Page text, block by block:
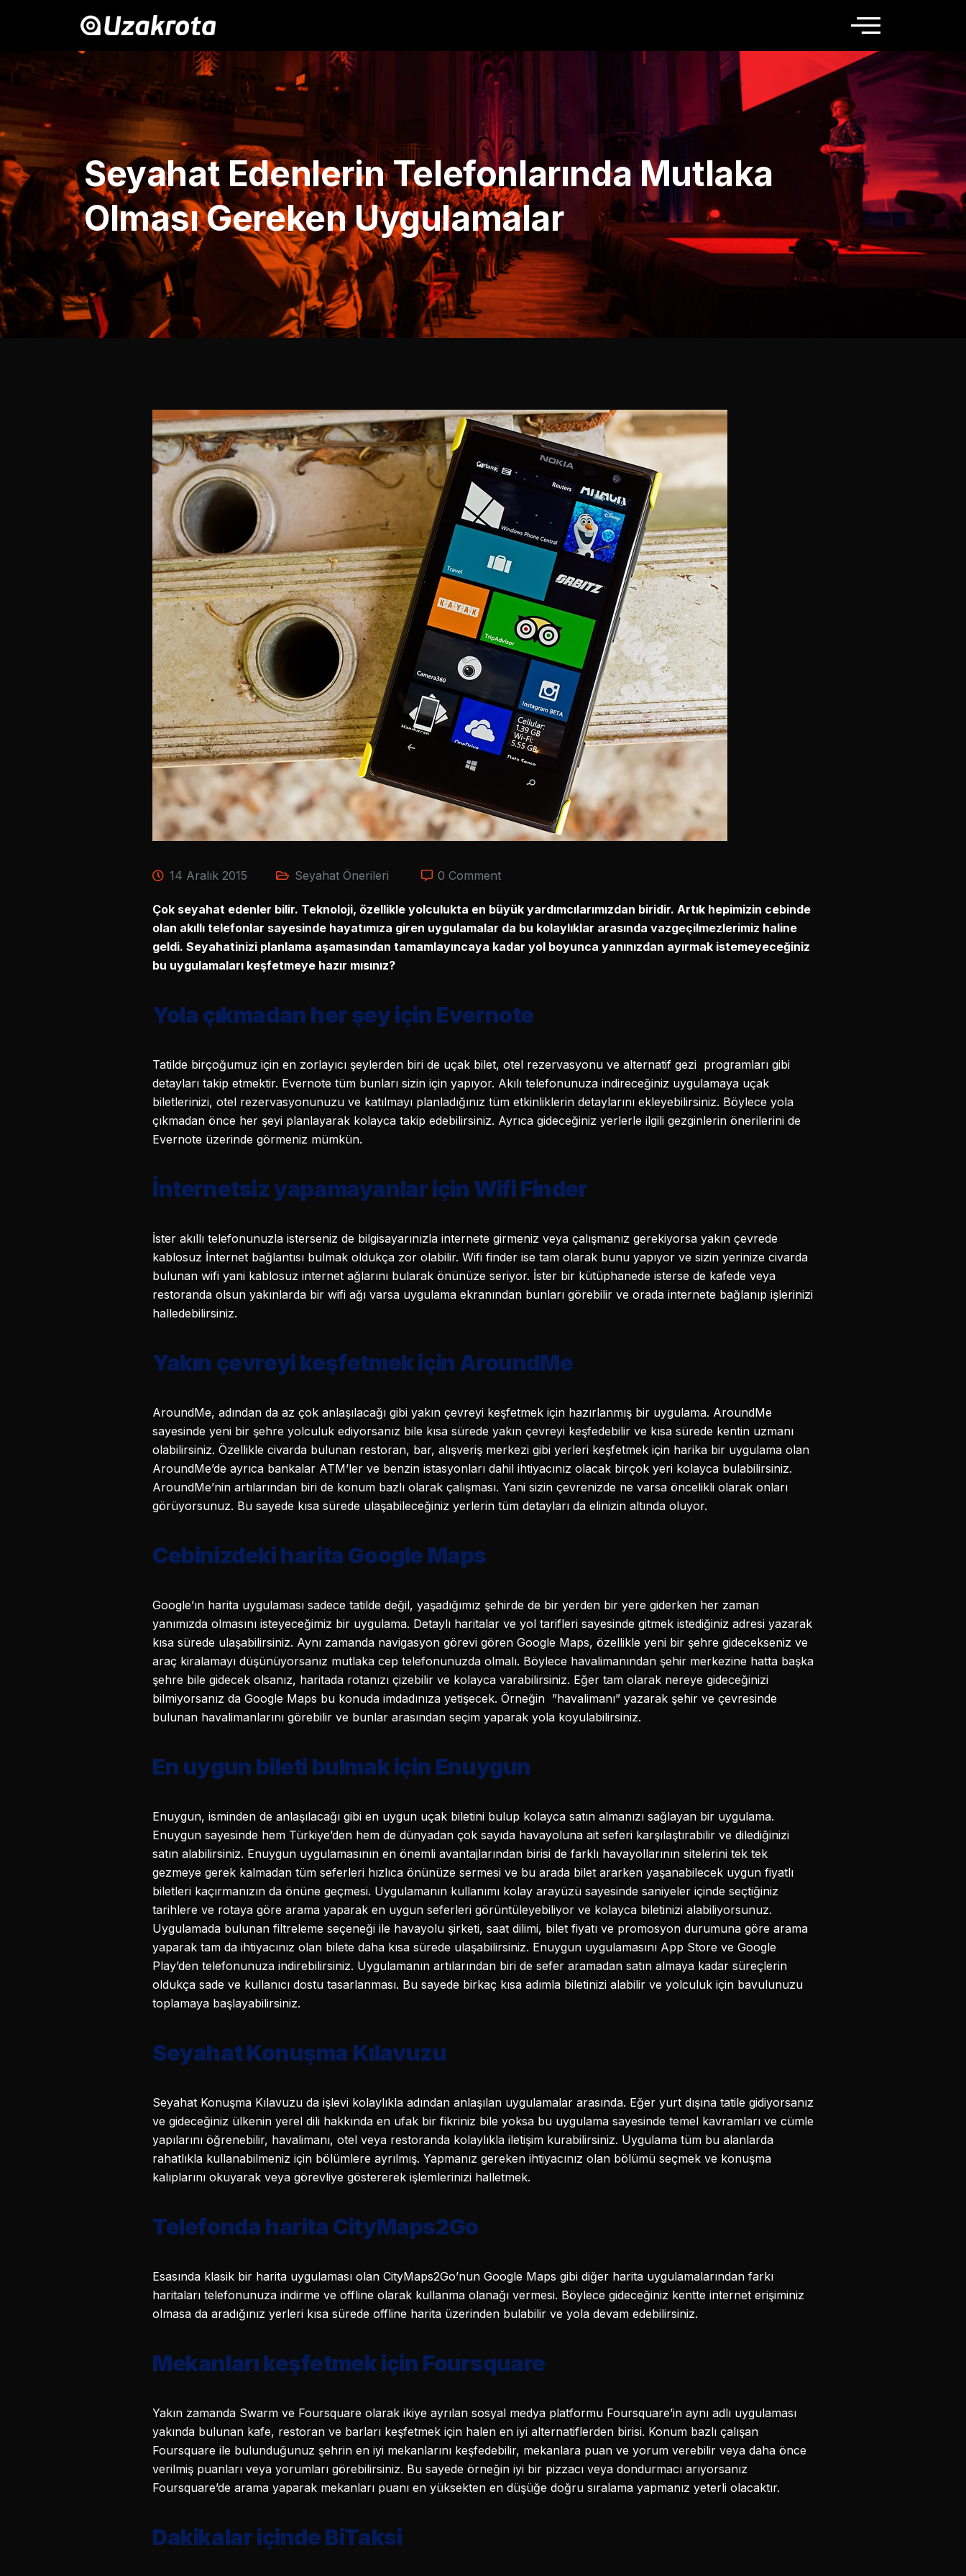
Seyahat Edenlerin Telefonlarında Mutlaka
Olması Gereken Uygulamalar
14 Aralık 2015 Seyahat Önerileri 0 Comment
Çok seyahat edenler bilir. Teknoloji, özellikle yolculukta en büyük yardımcılarımızdan biridir. Artık hepimizin cebinde
olan akıllı telefonlar sayesinde hayatımıza giren uygulamalar da bu kolaylıklar arasında vazgeçilmezlerimiz haline
geldi. Seyahatinizi planlama aşamasından tamamlayıncaya kadar yol boyunca yanınızdan ayırmak istemeyeceğiniz
bu uygulamaları keşfetmeye hazır mısınız?
Yola çıkmadan her şey için Evernote
Tatilde birçoğumuz için en zorlayıcı şeylerden biri de uçak bilet, otel rezervasyonu ve alternatif gezi programları gibi
detayları takip etmektir. Evernote tüm bunları sizin için yapıyor. Akılı telefonunuza indireceğiniz uygulamaya uçak
biletlerinizi, otel rezervasyonunuzu ve katılmayı planladığınız tüm etkinliklerin detaylarını ekleyebilirsiniz. Böylece yola
çıkmadan önce her şeyi planlayarak kolayca takip edebilirsiniz. Ayrıca gideceğiniz yerlerle ilgili gezginlerin önerilerini de
Evernote üzerinde görmeniz mümkün.
İnternetsiz yapamayanlar için Wifi Finder
İster akıllı telefonunuzla isterseniz de bilgisayarınızla internete girmeniz veya çalışmanız gerekiyorsa yakın çevrede
kablosuz İnternet bağlantısı bulmak oldukça zor olabilir. Wifi finder ise tam olarak bunu yapıyor ve sizin yerinize civarda
bulunan wifi yani kablosuz internet ağlarını bularak önünüze seriyor. İster bir kütüphanede isterse de kafede veya
restoranda olsun yakınlarda bir wifi ağı varsa uygulama ekranından bunları görebilir ve orada internete bağlanıp işlerinizi
halledebilirsiniz.
Yakın çevreyi keşfetmek için AroundMe
AroundMe, adından da az çok anlaşılacağı gibi yakın çevreyi keşfetmek için hazırlanmış bir uygulama. AroundMe
sayesinde yeni bir şehre yolculuk ediyorsanız bile kısa sürede yakın çevreyi keşfedebilir ve kısa sürede kentin uzmanı
olabilirsiniz. Özellikle civarda bulunan restoran, bar, alışveriş merkezi gibi yerleri keşfetmek için harika bir uygulama olan
AroundMe’de ayrıca bankalar ATM’ler ve benzin istasyonları dahil ihtiyacınız olacak birçok yeri kolayca bulabilirsiniz.
AroundMe’nin artılarından biri de konum bazlı olarak çalışması. Yani sizin çevrenizde ne varsa öncelikli olarak onları
görüyorsunuz. Bu sayede kısa sürede ulaşabileceğiniz yerlerin tüm detayları da elinizin altında oluyor.
Cebinizdeki harita Google Maps
Google’ın harita uygulaması sadece tatilde değil, yaşadığımız şehirde de bir yerden bir yere giderken her zaman
yanımızda olmasını isteyeceğimiz bir uygulama. Detaylı haritalar ve yol tarifleri sayesinde gitmek istediğiniz adresi yazarak
kısa sürede ulaşabilirsiniz. Aynı zamanda navigasyon görevi gören Google Maps, özellikle yeni bir şehre gidecekseniz ve
araç kiralamayı düşünüyorsanız mutlaka cep telefonunuzda olmalı. Böylece havalimanından şehir merkezine hatta başka
şehre bile gidecek olsanız, haritada rotanızı çizebilir ve kolayca varabilirsiniz. Eğer tam olarak nereye gideceğinizi
bilmiyorsanız da Google Maps bu konuda imdadınıza yetişecek. Örneğin ”havalimanı” yazarak şehir ve çevresinde
bulunan havalimanlarını görebilir ve bunlar arasından seçim yaparak yola koyulabilirsiniz.
En uygun bileti bulmak için Enuygun
Enuygun, isminden de anlaşılacağı gibi en uygun uçak biletini bulup kolayca satın almanızı sağlayan bir uygulama.
Enuygun sayesinde hem Türkiye’den hem de dünyadan çok sayıda havayoluna ait seferi karşılaştırabilir ve dilediğinizi
satın alabilirsiniz. Enuygun uygulamasının en önemli avantajlarından birisi de farklı havayollarının sitelerini tek tek
gezmeye gerek kalmadan tüm seferleri hızlıca önünüze sermesi ve bu arada bilet ararken yaşanabilecek uygun fiyatlı
biletleri kaçırmanızın da önüne geçmesi. Uygulamanın kullanımı kolay arayüzü sayesinde saniyeler içinde seçtiğiniz
tarihlere ve rotaya göre arama yaparak en uygun seferleri görüntüleyebiliyor ve kolayca biletinizi alabiliyorsunuz.
Uygulamada bulunan filtreleme seçeneği ile havayolu şirketi, saat dilimi, bilet fiyatı ve promosyon durumuna göre arama
yaparak tam da ihtiyacınız olan bilete daha kısa sürede ulaşabilirsiniz. Enuygun uygulamasını App Store ve Google
Play’den telefonunuza indirebilirsiniz. Uygulamanın artılarından biri de sefer aramadan satın almaya kadar süreçlerin
oldukça sade ve kullanıcı dostu tasarlanması. Bu sayede birkaç kısa adımla biletinizi alabilir ve yolculuk için bavulunuzu
toplamaya başlayabilirsiniz.
Seyahat Konuşma Kılavuzu
Seyahat Konuşma Kılavuzu da işlevi kolaylıkla adından anlaşılan uygulamalar arasında. Eğer yurt dışına tatile gidiyorsanız
ve gideceğiniz ülkenin yerel dili hakkında en ufak bir fikriniz bile yoksa bu uygulama sayesinde temel kavramları ve cümle
yapılarını öğrenebilir, havalimanı, otel veya restoranda kolaylıkla iletişim kurabilirsiniz. Uygulama tüm bu alanlarda
rahatlıkla kullanabilmeniz için bölümlere ayrılmış. Yapmanız gereken ihtiyacınız olan bölümü seçmek ve konuşma
kalıplarını okuyarak veya görevliye göstererek işlemlerinizi halletmek.
Telefonda harita CityMaps2Go
Esasında klasik bir harita uygulaması olan CityMaps2Go’nun Google Maps gibi diğer harita uygulamalarından farkı
haritaları telefonunuza indirme ve offline olarak kullanma olanağı vermesi. Böylece gideceğiniz kentte internet erişiminiz
olmasa da aradığınız yerleri kısa sürede offline harita üzerinden bulabilir ve yola devam edebilirsiniz.
Mekanları keşfetmek için Foursquare
Yakın zamanda Swarm ve Foursquare olarak ikiye ayrılan sosyal medya platformu Foursquare’in aynı adlı uygulaması
yakında bulunan kafe, restoran ve barları keşfetmek için halen en iyi alternatiflerden birisi. Konum bazlı çalışan
Foursquare ile bulunduğunuz şehrin en iyi mekanlarını keşfedebilir, mekanlara puan ve yorum verebilir veya daha önce
verilmiş puanları veya yorumları görebilirsiniz. Bu sayede örneğin iyi bir pizzacı veya dondurmacı arıyorsanız
Foursquare’de arama yaparak mekanları puanı en yüksekten en düşüğe doğru sıralama yapmanız yeterli olacaktır.
Dakikalar içinde BiTaksi